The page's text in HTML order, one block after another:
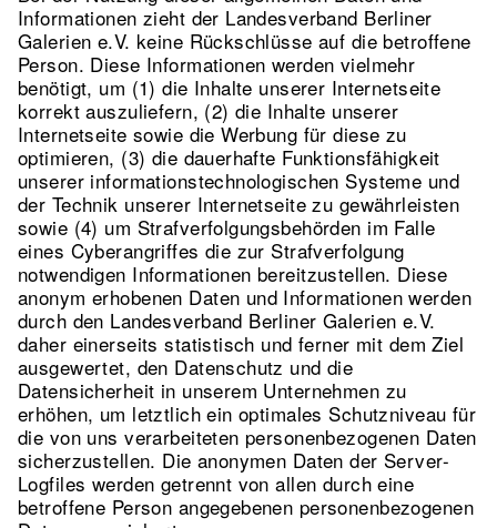
Informationen zieht der Landesverband Berliner
Galerien e.V. keine Rückschlüsse auf die betroffene
Person. Diese Informationen werden vielmehr
benötigt, um (1) die Inhalte unserer Internetseite
korrekt auszuliefern, (2) die Inhalte unserer
Internetseite sowie die Werbung für diese zu
optimieren, (3) die dauerhafte Funktionsfähigkeit
unserer informationstechnologischen Systeme und
der Technik unserer Internetseite zu gewährleisten
sowie (4) um Strafverfolgungsbehörden im Falle
eines Cyberangriffes die zur Strafverfolgung
notwendigen Informationen bereitzustellen. Diese
anonym erhobenen Daten und Informationen werden
durch den Landesverband Berliner Galerien e.V.
daher einerseits statistisch und ferner mit dem Ziel
ausgewertet, den Datenschutz und die
Datensicherheit in unserem Unternehmen zu
erhöhen, um letztlich ein optimales Schutzniveau für
die von uns verarbeiteten personenbezogenen Daten
sicherzustellen. Die anonymen Daten der Server-
Logfiles werden getrennt von allen durch eine
betroffene Person angegebenen personenbezogenen